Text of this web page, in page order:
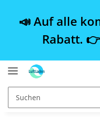
📣 Auf alle
Rabatt. 👉